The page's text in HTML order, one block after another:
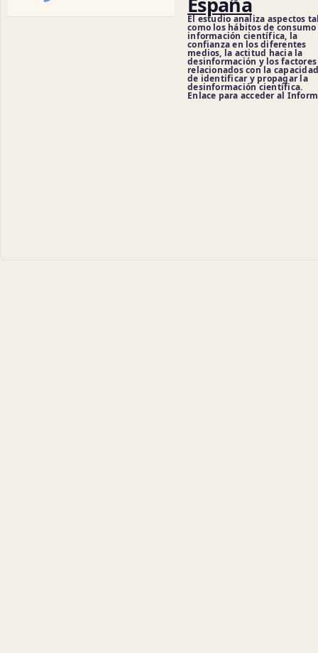
El estudio analiza aspectos
como los hábitos de
información científica, la
confianza en los diferentes
medios, la actitud hacia la
desinformación y los factores
relacionados con la capacidad
de identificar y propagar la
desinformación científica.
Enlace para acceder al